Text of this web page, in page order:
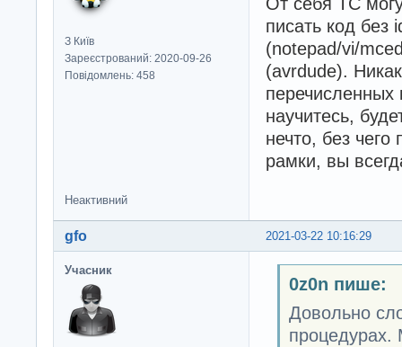
З Київ
Зареєстрований: 2020-09-26
Повідомлень: 458
писать код без
(notepad/vi/
(avrdude).
перечисленных
научитесь,
нечто, без чего
рамки, вы
Неактивний
2021-03-22 10:16:29
gfo
Учасник
0z0n пише:
Довольно
процедурах.